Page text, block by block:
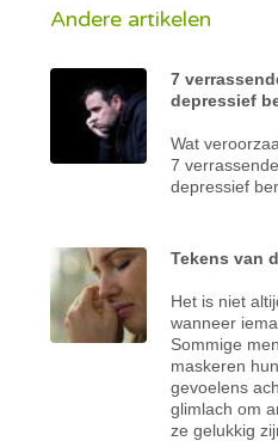
Andere artikelen
7
depressief
Wat
7
depressief
Tekens van
Het is niet
wanneer
Sommige
maskeren
gevoelens
glimlach om
ze gelukkig